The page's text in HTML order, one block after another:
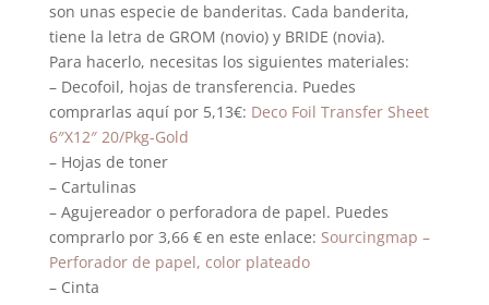
son unas especie de banderitas. Cada banderita,
tiene la letra de GROM (novio) y BRIDE (novia).
Para hacerlo, necesitas los siguientes materiales:
– Decofoil, hojas de transferencia. Puedes
comprarlas aquí por 5,13€: Deco Foil Transfer Sheet
6″X12″ 20/Pkg-Gold
– Hojas de toner
– Cartulinas
– Agujereador o perforadora de papel. Puedes
comprarlo por 3,66 € en este enlace: Sourcingmap –
Perforador de papel, color plateado
– Cinta